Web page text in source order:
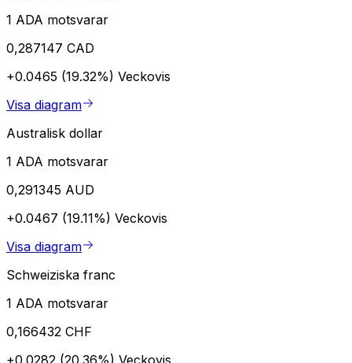
1 ADA motsvarar
0,287147 CAD
+0.0465 (19.32%) Veckovis
Visa diagram
Australisk dollar
1 ADA motsvarar
0,291345 AUD
+0.0467 (19.11%) Veckovis
Visa diagram
Schweiziska franc
1 ADA motsvarar
0,166432 CHF
+0.0282 (20.36%) Veckovis